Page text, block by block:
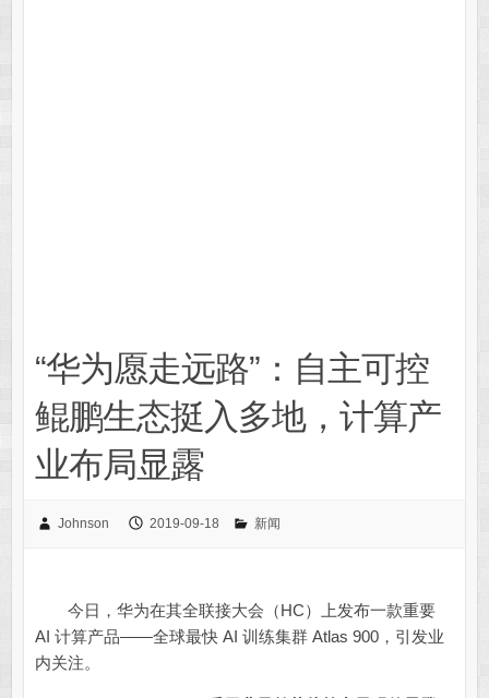
“华为愿走远路”：自主可控
鲲鹏生态挺入多地，计算产
业布局显露
Johnson 2019-09-18 新闻
今日，华为在其全联接大会（HC）上发布一款重要
AI 计算产品——全球最快 AI 训练集群 Atlas 900，引发业
内关注。